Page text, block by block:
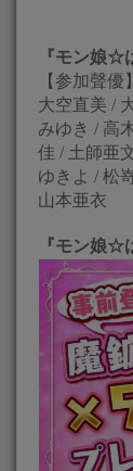
『モン娘☆
【参加聲優】
大空直美 /
みゆき / 高
佳 / 土師亜
ゆきよ / 松
山本亜衣
『モン娘☆